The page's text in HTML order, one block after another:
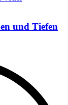
und Tiefen